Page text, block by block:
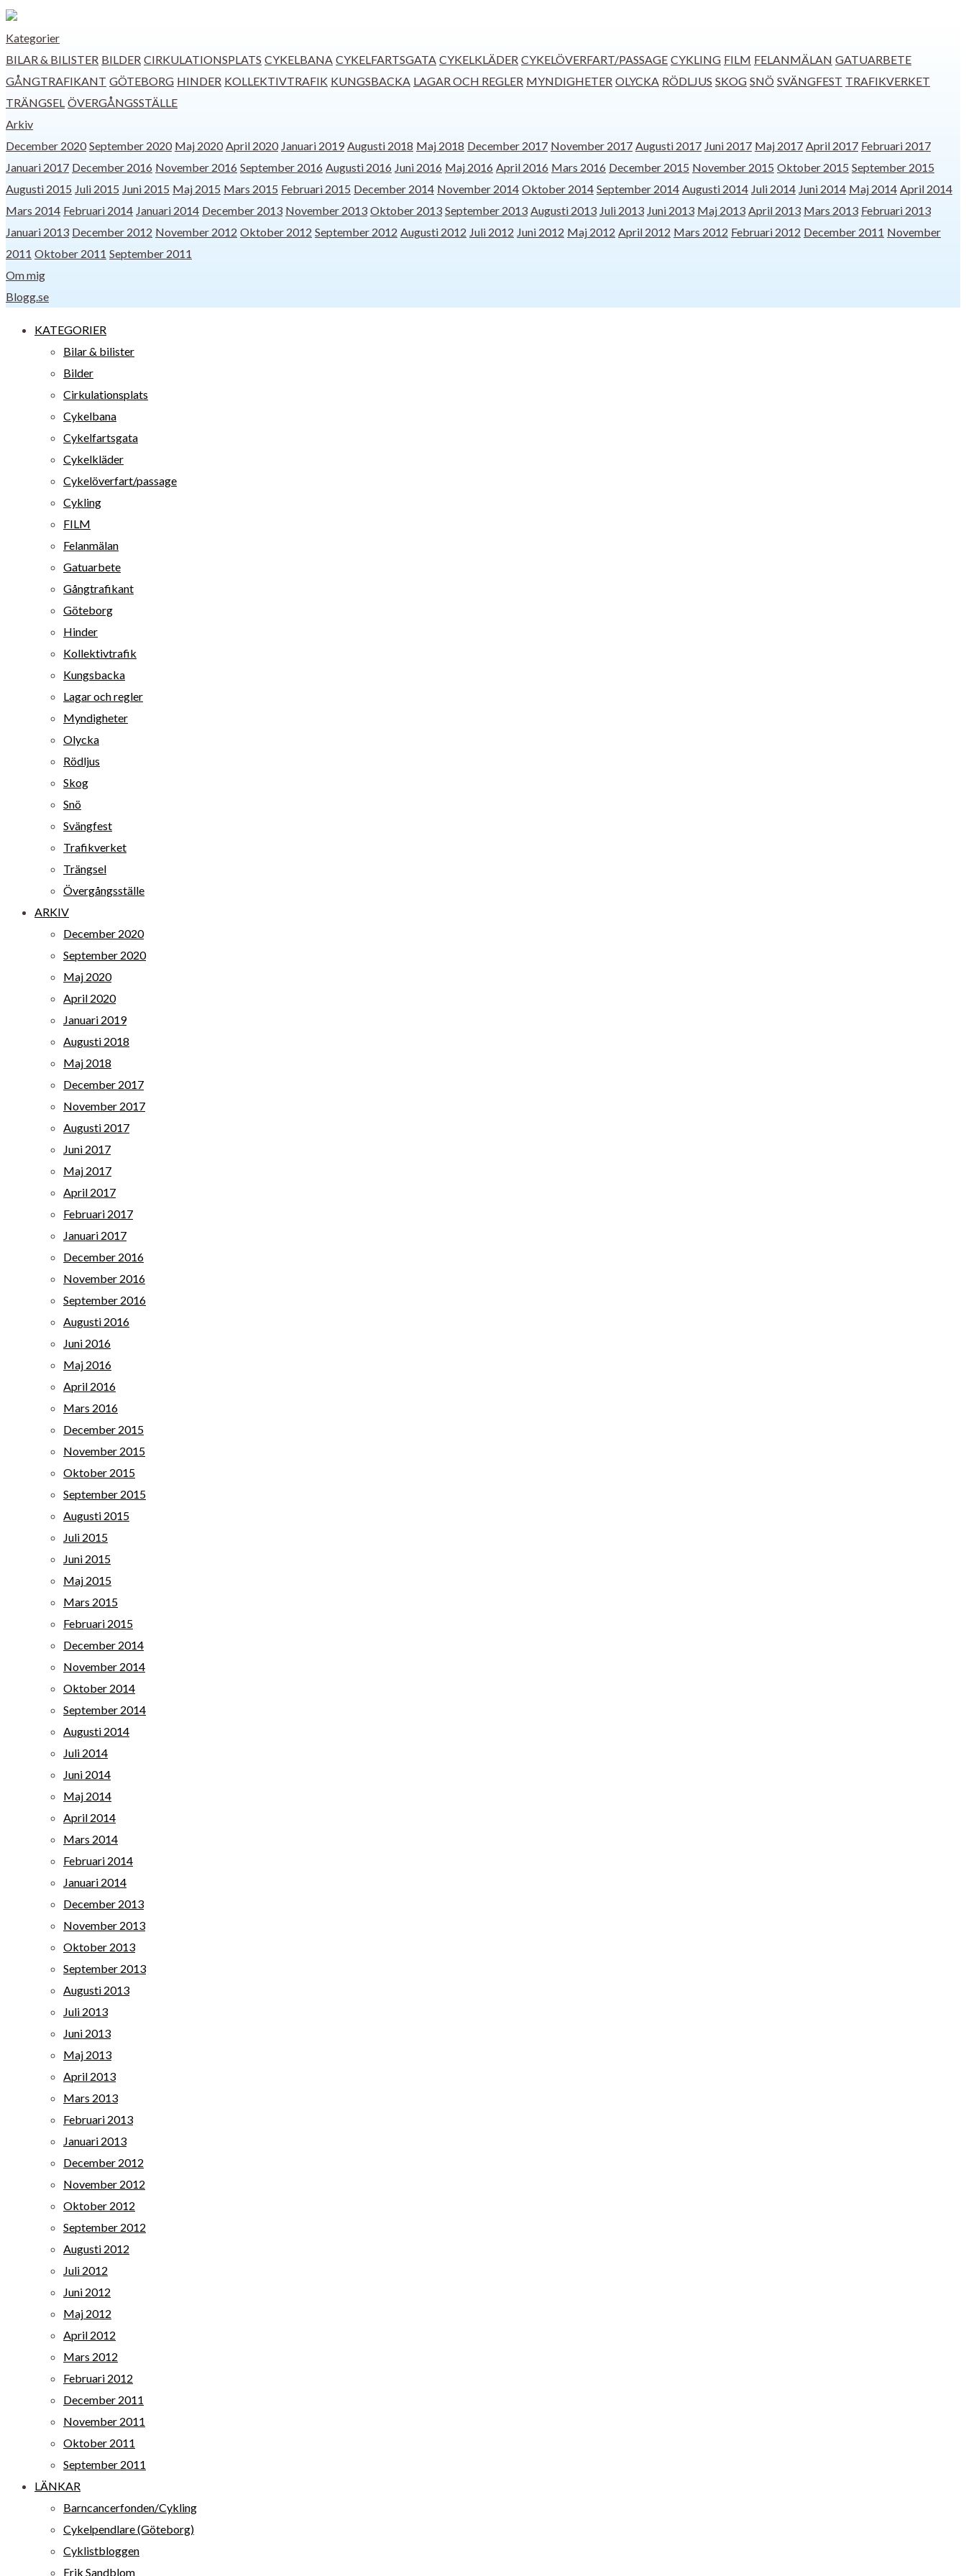
Kategorier
BILAR & BILISTER BILDER CIRKULATIONSPLATS CYKELBANA CYKELFARTSGATA CYKELKLÄDER CYKELÖVERFART/PASSAGE CYKLING FILM FELANMÄLAN GATUARBETE
GÅNGTRAFIKANT GÖTEBORG HINDER KOLLEKTIVTRAFIK KUNGSBACKA LAGAR OCH REGLER MYNDIGHETER OLYCKA RÖDLJUS SKOG SNÖ SVÄNGFEST TRAFIKVERKET
TRÄNGSEL ÖVERGÅNGSSTÄLLE
Arkiv
December 2020 September 2020 Maj 2020 April 2020 Januari 2019 Augusti 2018 Maj 2018 December 2017 November 2017 Augusti 2017 Juni 2017 Maj 2017 April 2017 Februari 2017
Januari 2017 December 2016 November 2016 September 2016 Augusti 2016 Juni 2016 Maj 2016 April 2016 Mars 2016 December 2015 November 2015 Oktober 2015 September 2015
Augusti 2015 Juli 2015 Juni 2015 Maj 2015 Mars 2015 Februari 2015 December 2014 November 2014 Oktober 2014 September 2014 Augusti 2014 Juli 2014 Juni 2014 Maj 2014 April 2014
Mars 2014 Februari 2014 Januari 2014 December 2013 November 2013 Oktober 2013 September 2013 Augusti 2013 Juli 2013 Juni 2013 Maj 2013 April 2013 Mars 2013 Februari 2013
Januari 2013 December 2012 November 2012 Oktober 2012 September 2012 Augusti 2012 Juli 2012 Juni 2012 Maj 2012 April 2012 Mars 2012 Februari 2012 December 2011 November
2011 Oktober 2011 September 2011
Om mig
Blogg.se
KATEGORIER
Bilar & bilister
Bilder
Cirkulationsplats
Cykelbana
Cykelfartsgata
Cykelkläder
Cykelöverfart/passage
Cykling
FILM
Felanmälan
Gatuarbete
Gångtrafikant
Göteborg
Hinder
Kollektivtrafik
Kungsbacka
Lagar och regler
Myndigheter
Olycka
Rödljus
Skog
Snö
Svängfest
Trafikverket
Trängsel
Övergångsställe
ARKIV
December 2020
September 2020
Maj 2020
April 2020
Januari 2019
Augusti 2018
Maj 2018
December 2017
November 2017
Augusti 2017
Juni 2017
Maj 2017
April 2017
Februari 2017
Januari 2017
December 2016
November 2016
September 2016
Augusti 2016
Juni 2016
Maj 2016
April 2016
Mars 2016
December 2015
November 2015
Oktober 2015
September 2015
Augusti 2015
Juli 2015
Juni 2015
Maj 2015
Mars 2015
Februari 2015
December 2014
November 2014
Oktober 2014
September 2014
Augusti 2014
Juli 2014
Juni 2014
Maj 2014
April 2014
Mars 2014
Februari 2014
Januari 2014
December 2013
November 2013
Oktober 2013
September 2013
Augusti 2013
Juli 2013
Juni 2013
Maj 2013
April 2013
Mars 2013
Februari 2013
Januari 2013
December 2012
November 2012
Oktober 2012
September 2012
Augusti 2012
Juli 2012
Juni 2012
Maj 2012
April 2012
Mars 2012
Februari 2012
December 2011
November 2011
Oktober 2011
September 2011
LÄNKAR
Barncancerfonden/Cykling
Cykelpendlare (Göteborg)
Cyklistbloggen
Erik Sandblom